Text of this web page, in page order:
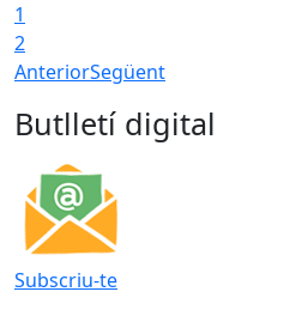
1
2
AnteriorSegüent
Butlletí digital
Subscriu-te